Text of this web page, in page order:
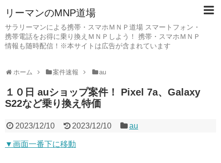
リーマンのMNP道場
サラリーマンによる携帯・スマホＭＮＰ道場 スマートフォン・
携帯電話をお得に乗り換えＭＮＰしよう！ 携帯・スマホＭＮＰ
情報も随時配信！※本サイトは広告が含まれています
ホーム 案件速報 au
１０日 auショップ案件！ Pixel 7a、Galaxy
S22など乗り換え特価
2023/12/10 2023/12/10 au
▼画面一番下に移動